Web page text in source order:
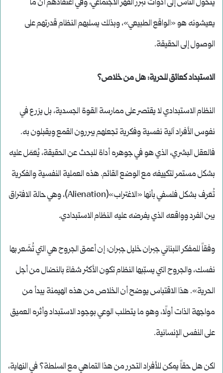
يتحول الناس إلى أدوات تبرر القهر الاجتماعي، وفي اعتقادهم أن ما
يعيشونه هو «الواقع الطبيعي»، وبذلك يسلبهم النظام قدرتهم على
الوصول إلى الحقيقة.
الاستبداد كعائق للحرية: هل من خلاص؟
النظام الاستبدادي لا يقتصر على ممارسة القوة الجسدية، بل يزرع في
نفوس الأفراد آلية نفسية وفكرية تجعلهم يبررون القمع ويقبلون به.
فالعقل البشري، الذي هو في جوهره أداة للبحث عن الحقيقة، يُعَمَل عليه
بشكل مستمر لتكييفه مع الوضع القائم. هذه العملية النفسية والفكرية
تُعَرف بشكل فلسفي بأنها «الاغتراب»(Alienation)، وهي حالة الافتراق
بين الفرد وواقعه الذي يفرضه عليه النظام الاستبدادي.
وفقاً للمفكر اللبناني جبران خليل جبران: إن أعمق الجروح هي التي تُشَعر بها
نفسك، والجروح التي يسبّبها النظام تكون الأكثر شفاءً بالنضال من أجل
الحرية». هذا الاقتباس يوضح أن الخلاص من هذه الهيمنة يبدأ من
مواجهة الذات أولًا، وهو ما يتطلب الوعي بوجود الاستبداد وأثره العميق
على النفس الإنسانية.
لكن هل حقاً يمكن للأفراد التحرر من هذا التماهي مع السلطة؟ في النهاية،